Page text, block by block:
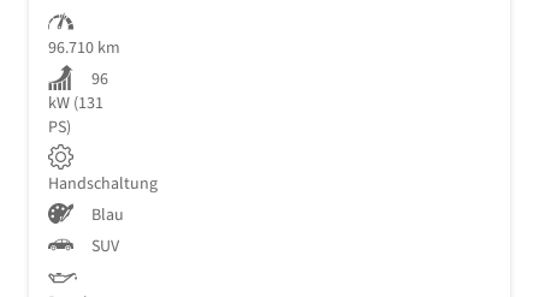
96.710 km
96
kW (131
PS)
Handschaltung
Blau
SUV